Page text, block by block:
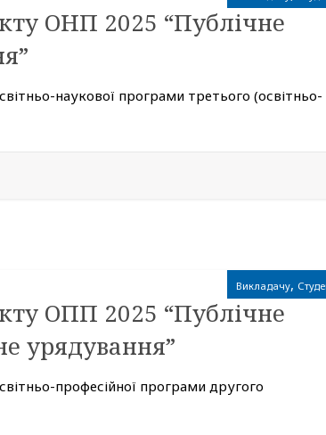
ОНП 2025 “Публічне
наукової програми третього (освітньо-
Викладачу,
ОПП 2025 “Публічне
урядування”
професійної програми другого